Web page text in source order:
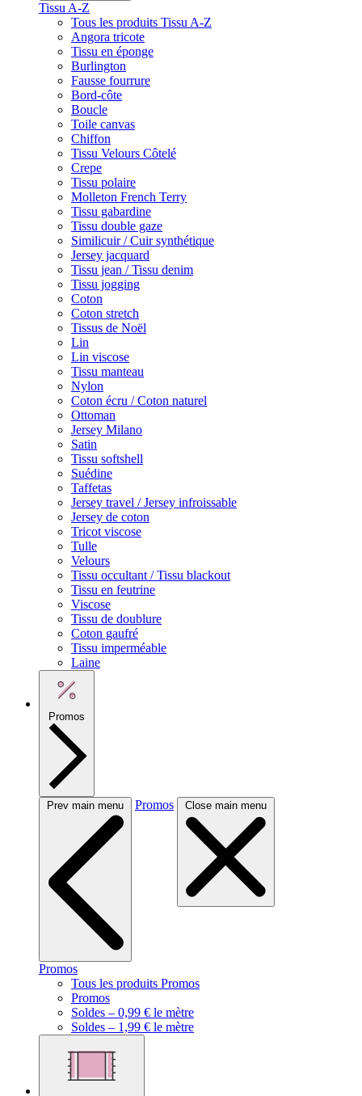
Tissu A-Z
Tous les produits Tissu A-Z
Angora tricote
Tissu en éponge
Burlington
Fausse fourrure
Bord-côte
Boucle
Toile canvas
Chiffon
Tissu Velours Côtelé
Crepe
Tissu polaire
Molleton French Terry
Tissu gabardine
Tissu double gaze
Similicuir / Cuir synthétique
Jersey jacquard
Tissu jean / Tissu denim
Tissu jogging
Coton
Coton stretch
Tissus de Noël
Lin
Lin viscose
Tissu manteau
Nylon
Coton écru / Coton naturel
Ottoman
Jersey Milano
Satin
Tissu softshell
Suédine
Taffetas
Jersey travel / Jersey infroissable
Jersey de coton
Tricot viscose
Tulle
Velours
Tissu occultant / Tissu blackout
Tissu en feutrine
Viscose
Tissu de doublure
Coton gaufré
Tissu imperméable
Laine
Promos
Prev main menu Promos Close main menu
Promos
Tous les produits Promos
Promos
Soldes – 0,99 € le mètre
Soldes – 1,99 € le mètre